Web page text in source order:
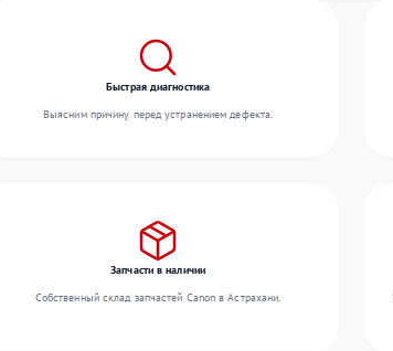
Быстрая диагностика
Выясним причину перед устранением дефекта.
Запчасти в наличии
Собственный склад запчастей Canon в Астрахани.